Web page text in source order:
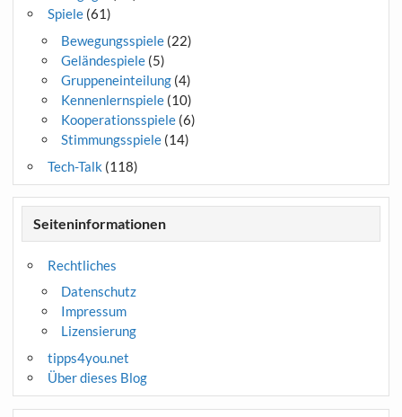
Spiele(61)
Bewegungsspiele(22)
Geländespiele(5)
Gruppeneinteilung(4)
Kennenlernspiele(10)
Kooperationsspiele(6)
Stimmungsspiele(14)
Tech-Talk (118)
Seiteninformationen
Rechtliches
Datenschutz
Impressum
Lizensierung
tipps4you.net
Über dieses Blog